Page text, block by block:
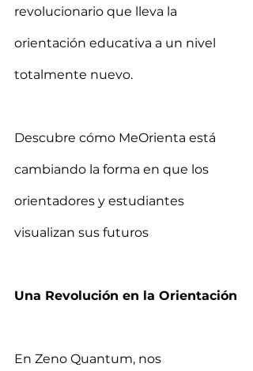
revolucionario que lleva la
orientación educativa a un nivel
totalmente nuevo.
Descubre cómo MeOrienta está
cambiando la forma en que los
orientadores y estudiantes
visualizan sus futuros
Una Revolución en la Orientación
En Zeno Quantum, nos